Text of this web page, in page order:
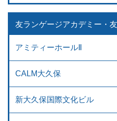
友ランゲージアカデミー・
アミティーホールⅡ
CALM大久保
新大久保国際文化ビル